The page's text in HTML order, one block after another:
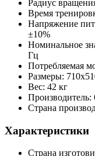
Радиус
Время
Напряжение
±10%
Номинальное
Гц
Потребляемая
Размеры:
Вес: 42 кг
Страна
Характеристики
Страна